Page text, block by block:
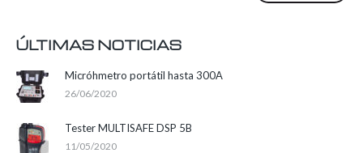
ÚLTIMAS NOTICIAS
Micróhmetro portátil hasta 300A
26/06/2020
Tester MULTISAFE DSP 5B
11/05/2020